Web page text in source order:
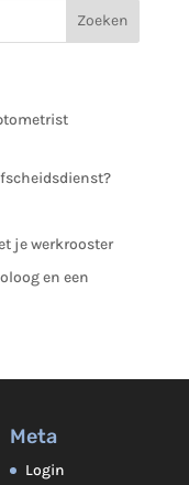
je werkrooster
en een
Meta
Login